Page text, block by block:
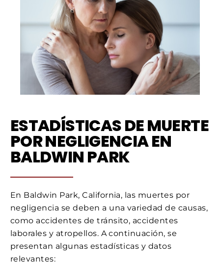
ESTADÍSTICAS DE MUERTE
POR NEGLIGENCIA EN
BALDWIN PARK
En Baldwin Park, California, las muertes por
negligencia se deben a una variedad de causas,
como accidentes de tránsito, accidentes
laborales y atropellos. A continuación, se
presentan algunas estadísticas y datos
relevantes: